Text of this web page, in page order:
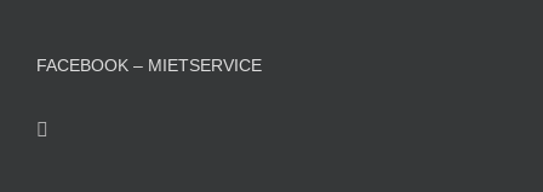
FACEBOOK – MIETSERVICE